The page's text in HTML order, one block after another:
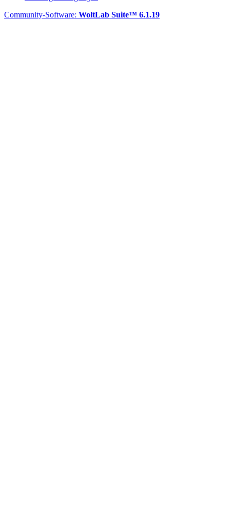
Community-Software: WoltLab Suite™ 6.1.19